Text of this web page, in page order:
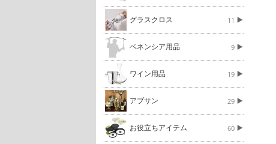
グラスクロス 11
ベネンシア用品 9
ワイン用品 19
アブサン 29
お役立ちアイテム 60